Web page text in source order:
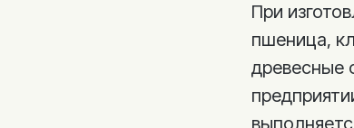
При
пшеница,
древесные